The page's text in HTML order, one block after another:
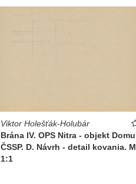
Viktor Holešťák-Holubár
Brána IV. OPS Nitra - objekt Domu
ČSSP. D. Návrh - detail kovania. M
1:1